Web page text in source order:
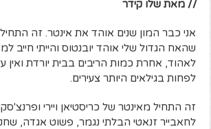
// מאת שלו קידר
אני כבר המון שנים אוהד את אינטר. זה
שהאח הגדול שלי אוהד יובנטוס והייתי חייב
לאהוד, אחרת כמות הריבים בבית יורדת ואין
לפחות בגילאים היותר צעירים.
זה התחיל מאינטר של כריסטיאן ויירי
לחאבייר זנאטי הבלתי נגמר, פשוט אגדה,